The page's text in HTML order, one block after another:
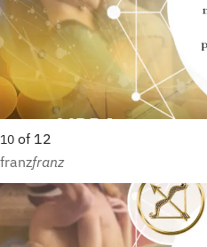
10 of 12
franzfranz